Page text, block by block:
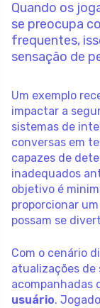
Quando os
se preocupa
frequentes,
sensação de
Um exemplo
impactar a
sistemas de
conversas em
capazes de
inadequados
objetivo é
proporcionar
possam se
Com o cenário
atualizações de
acompanhadas
usuário.